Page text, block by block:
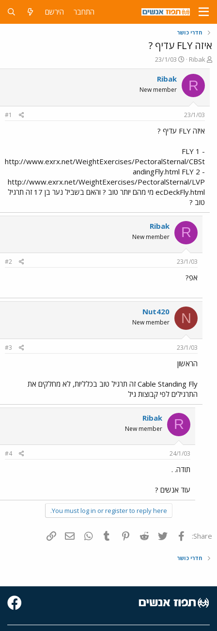
התחבר הירשם
חדרי כושר
איזה FLY עדיף ?
פ
ו
ת
ח
ה
ש
א
Ribak
פ
ו
ר
ם
ר
23/1/03
R
Ribak
New member
23/1/03
#1
איזה FLY עדיף ?
FLY 1 -
http://www.exrx.net/WeightExercises/PectoralSternal/CBSt
andingFly.html FLY 2 -
http://www.exrx.net/WeightExercises/PectoralSternal/LVP
ecDeckFly.html מי מהם יותר טוב ? והאם בשביל נער בן 17 זה תרגיל
טוב ?
R
Ribak
New member
23/1/03
#2
אפ?
N
Nut420
New member
23/1/03
#3
הראשון
Cable Standing Fly זה תרגיל טוב בכלליות, לא מחלקים את
התרגילים לפי קבוצות גיל
R
Ribak
New member
24/1/03
#4
תודה. .
עוד אנשים ?
You must log in or register to reply here.
Share: פייסבוק Twitter
Reddit
Pinterest
Tumblr
WhatsAppדואר אלקטרוני
חדרי כושר